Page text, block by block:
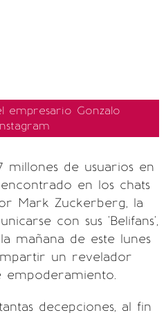
empresario Gonzalo
millones de usuarios en
en los chats
Mark Zuckerberg, la
con sus 'Belifans',
mañana de este lunes
un revelador
empoderamiento.
decepciones, al fin